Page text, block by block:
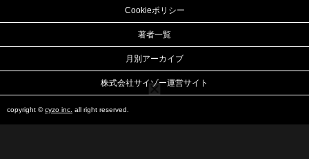
Cookieポリシー
著者一覧
月別アーカイブ
株式会社サイゾー運営サイト
copyright ©cyzo inc. all right reserved.